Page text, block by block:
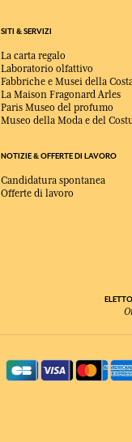
SITI & SERVIZI
La carta regalo
Laboratorio olfattivo
Fabbriche e Musei della
La Maison Fragonard Arles
Paris Museo del profumo
Museo della Moda e del
NOTIZIE & OFFERTE DI LAVORO
Candidatura spontanea
Offerte di lavoro